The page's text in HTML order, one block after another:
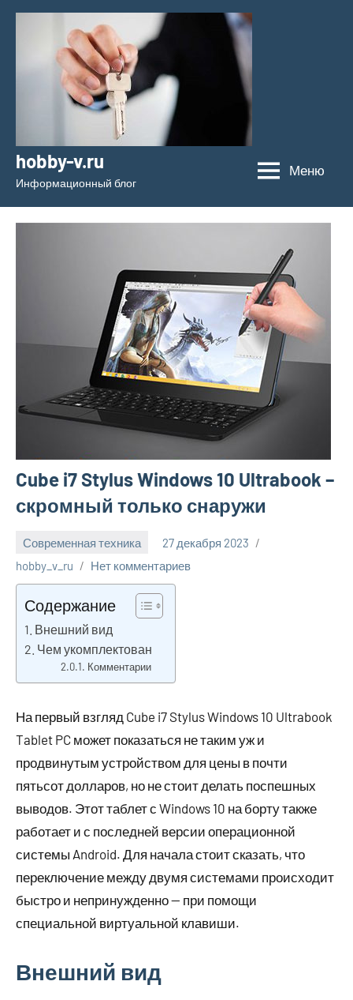
Перейти
содержимому
hobby-v.ru
Информационный блог
Меню
Cube i7 Stylus Windows 10 Ultrabook –
скромный только снаружи
Современная техника
27 декабря 2023
hobby_v_ru
Нет комментариев
Содержание
Внешний вид
Чем укомплектован
Комментарии
На первый взгляд Cube i7 Stylus Windows 10 Ultrabook
Tablet PC может показаться не таким уж и
продвинутым устройством для цены в почти
пятьсот долларов, но не стоит делать поспешных
выводов. Этот таблет с Windows 10 на борту также
работает и с последней версии операционной
системы Android. Для начала стоит сказать, что
переключение между двумя системами происходит
быстро и непринужденно — при помощи
специальной виртуальной клавиши.
Внешний вид